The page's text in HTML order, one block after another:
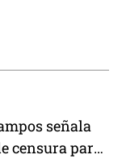
señala
censura para